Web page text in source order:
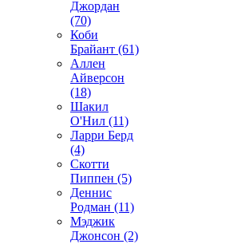
Джордан
(70)
Коби
Брайант (61)
Аллен
Айверсон
(18)
Шакил
О'Нил (11)
Ларри Берд
(4)
Скотти
Пиппен (5)
Деннис
Родман (11)
Мэджик
Джонсон (2)